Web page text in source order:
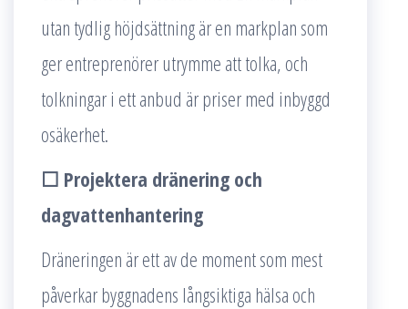
utan tydlig höjdsättning är en markplan som
ger entreprenörer utrymme att tolka, och
tolkningar i ett anbud är priser med inbyggd
osäkerhet.
☐ Projektera dränering och
dagvattenhantering
Dräneringen är ett av de moment som mest
påverkar byggnadens långsiktiga hälsa och